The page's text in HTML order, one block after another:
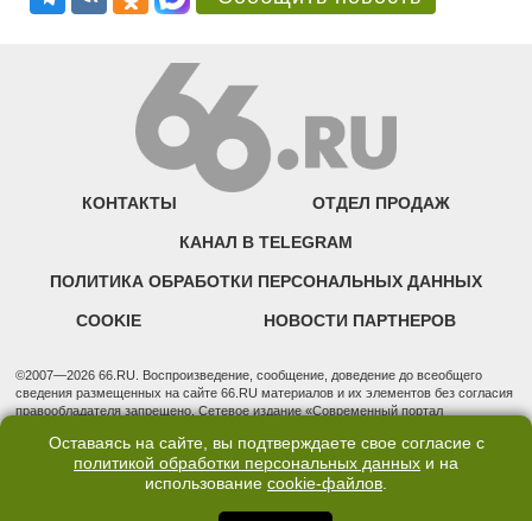
КОНТАКТЫ ОТДЕЛ ПРОДАЖ
КАНАЛ В TELEGRAM
ПОЛИТИКА ОБРАБОТКИ ПЕРСОНАЛЬНЫХ ДАННЫХ
COOKIE НОВОСТИ ПАРТНЕРОВ
©2007—2026 66.RU. Воспроизведение, сообщение, доведение до всеобщего
сведения размещенных на сайте 66.RU материалов и их элементов без согласия
правообладателя запрещено. Сетевое издание «Современный портал
надзору в сфере связи, информационных технологий и массовых коммуникаций
(Роскомнадзор). Регистрационный номер ЭЛ № ФС 77 - 76634 от 02.09.2019
Учредитель: Общество с ограниченной ответственностью "66.ру". Юридический
3, оф. 7015 Фактический адрес редакции и отдела продаж: 620014, Свердловская
Оставаясь на сайте, вы подтверждаете свое согласие с
политикой обработки персональных данных и на
использование cookie-файлов.